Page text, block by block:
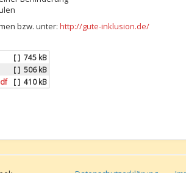
bzw. unter: http://gute-inklusion.de/
[ ] 745 kB
[ ] 506 kB
[ ] 410 kB
bei BUDNI für die INI
zur Volksini -